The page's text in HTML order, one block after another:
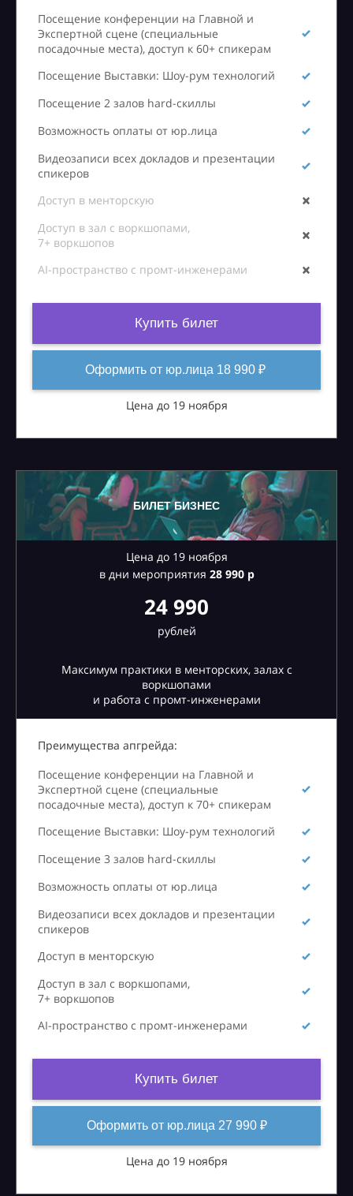
Посещение конференции на Главной и
Экспертной сцене (специальные
посадочные места), доступ к 60+ спикерам
Посещение Выставки: Шоу-рум технологий
Посещение 2 залов hard-скиллы
Возможность оплаты от юр.лица
Видеозаписи всех докладов и презентации
спикеров
Доступ в менторскую
Доступ в зал с воркшопами,
7+ воркшопов
AI-пространство с промт-инженерами
Купить билет
Оформить от юр.лица 18 990 ₽
Цена до 19 ноября
БИЛЕТ БИЗНЕС
Цена до 19 ноября
в дни мероприятия 28990 р
24 990
рублей
Максимум практики в менторских, залах с
воркшопами
и работа с промт-инженерами
Преимущества апгрейда:
Посещение конференции на Главной и
Экспертной сцене (специальные
посадочные места), доступ к 70+ спикерам
Посещение Выставки: Шоу-рум технологий
Посещение 3 залов hard-скиллы
Возможность оплаты от юр.лица
Видеозаписи всех докладов и презентации
спикеров
Доступ в менторскую
Доступ в зал с воркшопами,
7+ воркшопов
AI-пространство с промт-инженерами
Купить билет
Оформить от юр.лица 27 990 ₽
Цена до 19 ноября